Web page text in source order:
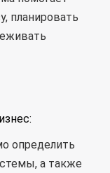
планировать
определить
а также